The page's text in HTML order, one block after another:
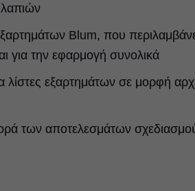
Blum, που
για την εφαρμογή συνολικά
λίστες εξαρτημάτων σε μορφή
των αποτελεσμάτων